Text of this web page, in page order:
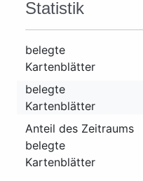
Statistik
belegte
Kartenblätter
belegte
Kartenblätter
Anteil des Zeitraums
belegte
Kartenblätter